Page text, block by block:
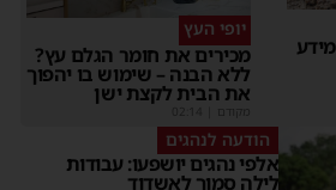
יופי העץ
מכירים את חומר הגלם עץ?
ללא הבנה – שימוש בו יהפוך
את הבית לקצת ישן
מקודם
הודעה לנהגים
אלפי נהגים יושפעו: עבודות
לילה סמוך לאשדוד